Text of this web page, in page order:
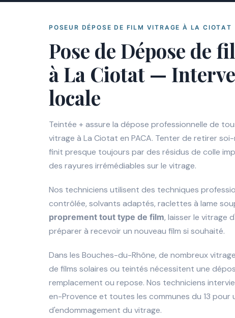
POSEUR DÉPOSE DE FILM VITRAGE À LA CIOTAT
Pose de Dépose de
à La Ciotat —
locale
Teintée + assure la dépose professionnelle de
vitrage à La Ciotat en PACA. Tenter de retirer
finit presque toujours par des résidus de colle
des rayures irrémédiables sur le vitrage.
Nos techniciens utilisent des techniques
contrôlée, solvants adaptés, raclettes à lame
proprement tout type de film, laisser le vitrage
préparer à recevoir un nouveau film si souhaité.
Dans les Bouches-du-Rhône, de nombreux
de films solaires ou teintés nécessitent une
remplacement ou repose. Nos techniciens
en-Provence et toutes les communes du 13 pour
d'endommagement du vitrage.